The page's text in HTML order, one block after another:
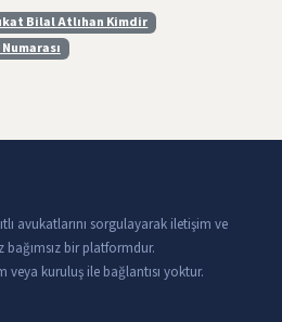
Bilal Atlıhan Kimdir
avukatlarını sorgulayarak iletişim ve
bağımsız bir platformdur.
kuruluş ile bağlantısı yoktur.